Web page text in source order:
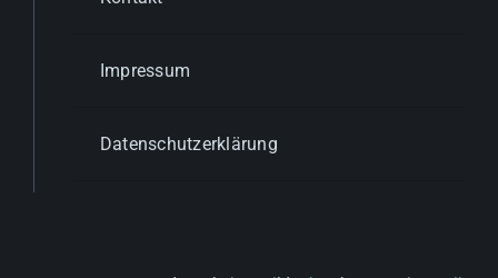
Impressum
Datenschutzerklärung